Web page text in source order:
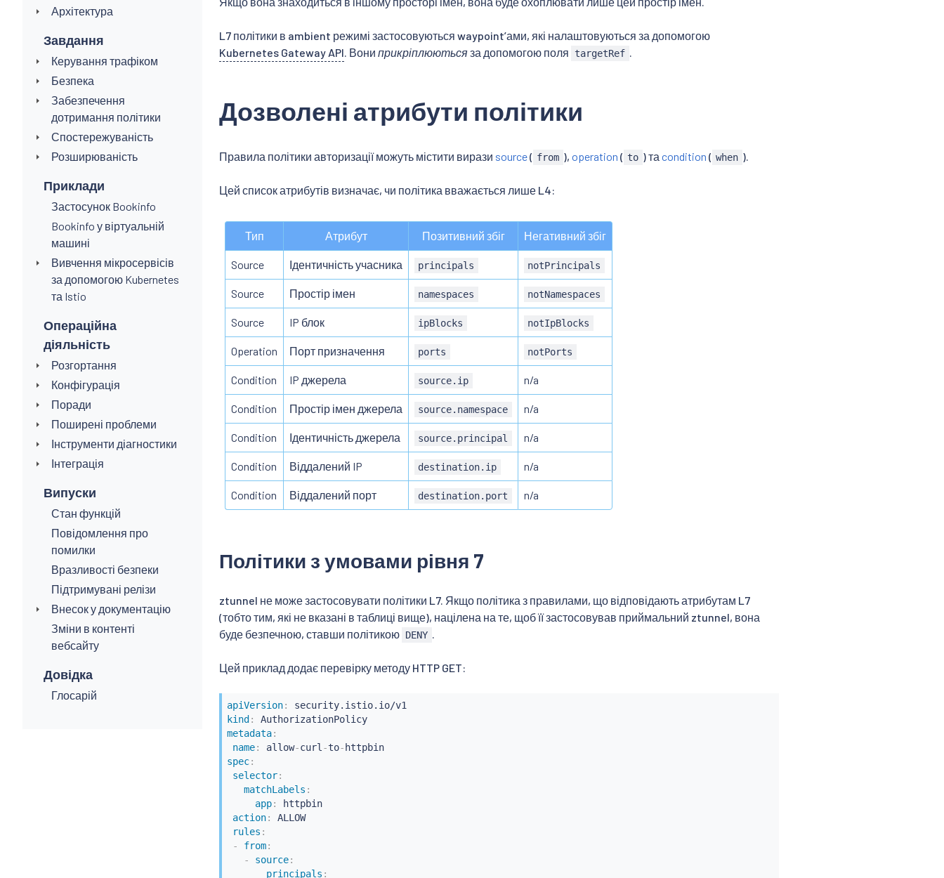
Архітектура
Завдання
Керування трафіком
Безпека
Забезпечення
дотримання політики
Спостережуваність
Розширюваність
Приклади
Застосунок Bookinfo
Bookinfo у віртуальній
машині
Вивчення мікросервісів
за допомогою Kubernetes
та Istio
Операційна
діяльність
Розгортання
Конфігурація
Поради
Поширені проблеми
Інструменти діагностики
Інтеграція
Випуски
Стан функцій
Повідомлення про
помилки
Вразливості безпеки
Підтримувані релізи
Внесок у документацію
Зміни в контенті
вебсайту
Довідка
Глосарій
L7 політики в ambient режимі застосовуються waypoint’ами, які налаштовуються за допомогою
Kubernetes Gateway API . Вони прикріплюютьсяза допомогою поля targetRef
Дозволені атрибути політики
Правила політики авторизації можуть містити вирази source( from ), operation ( to ) та condition ( when ).
Цей список атрибутів визначає, чи політика вважається лише L4:
Тип Атрибут Позитивний збіг Негативний збіг
Source Ідентичність учасника principals notPrincipals
Source Простір імен namespaces notNamespaces
Source IP блок ipBlocks notIpBlocks
Operation Порт призначення ports notPorts
Condition IP джерела source.ip n/a
Condition Простір імен джерела source.namespace n/a
Condition Ідентичність джерела source.principal n/a
Condition Віддалений IP destination.ip n/a
Condition Віддалений порт destination.port n/a
Політики з умовами рівня 7
ztunnel не може застосовувати політики L7. Якщо політика з правилами, що відповідають атрибутам L7
(тобто тим, які не вказані в таблиці вище), націлена на те, щоб її застосовував приймальний ztunnel, вона
буде безпечною, ставши політикою DENY
Цей приклад додає перевірку методу HTTP GET:
apiVersion:
kind:
AuthorizationPolicy
metadata:
name: allow-curl -to-
httpbin
spec:
selector:
matchLabels :
app:
httpbin
action:
ALLOW
rules :
-
from:
-
source:
principals :